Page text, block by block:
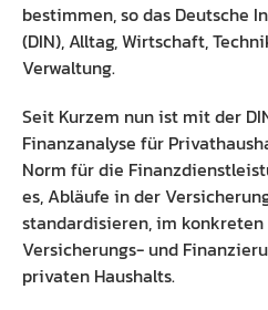
Preisliste
Anleitung
Ausbildung Fachinformatiker
Blog
Presse
Kontakt
Datenschutz
bestimmen, so das Deutsche
(DIN), Alltag, Wirtschaft,
Verwaltung.
Seit Kurzem nun ist mit der
Finanzanalyse für
Norm für die
es, Abläufe in der
standardisieren, im konkreten
Versicherungs- und
privaten Haushalts.